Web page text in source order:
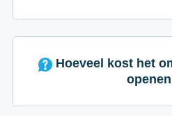
Hoeveel kost het om de voordeur te